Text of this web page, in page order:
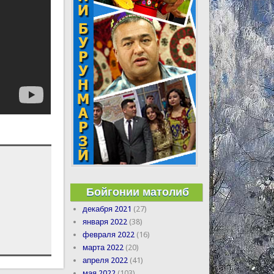
Бойгонии матолиб
декабря 2021 (27)
января 2022 (38)
февраля 2022 (16)
марта 2022 (20)
апреля 2022 (41)